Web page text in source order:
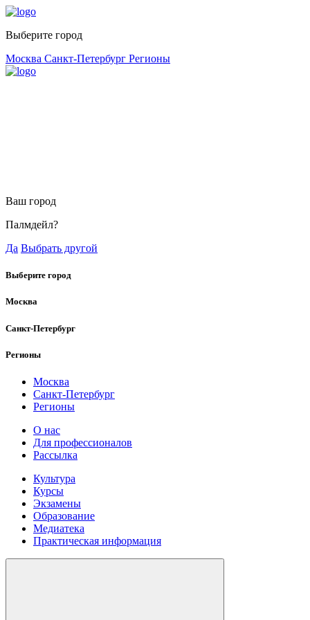
Выберите город
Москва Санкт-Петербург Регионы
Ваш город
Палмдейл?
Да Выбрать другой
Выберите город
Москва
Санкт-Петербург
Регионы
Москва
Санкт-Петербург
Регионы
О нас
Для профессионалов
Рассылка
Культура
Курсы
Экзамены
Образование
Медиатека
Практическая информация